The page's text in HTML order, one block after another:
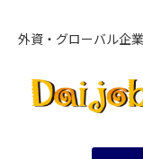
外資・グローバル企